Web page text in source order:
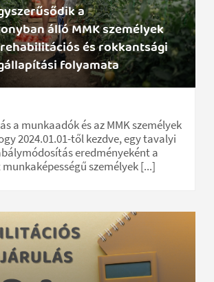
a
álló MMK személyek
és rokkantsági
folyamata
a munkaadók és az MMK személyek
2024.01.01-től kezdve, egy tavalyi
eredményeként a
személyek [...]